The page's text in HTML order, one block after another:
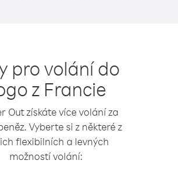
pro volání do
z Francie
Out získáte více volání za
Vyberte si z některé z
flexibilních a levných
možností volání: